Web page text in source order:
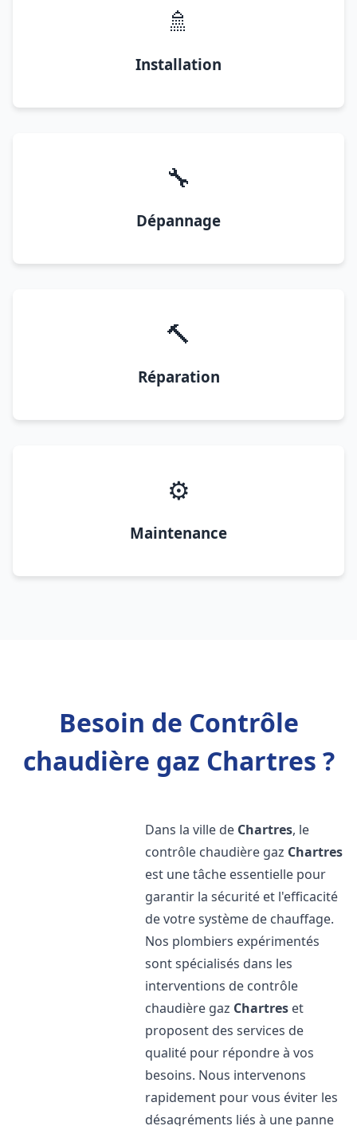
🚿
Installation
🔧
Dépannage
🔨
Réparation
⚙️
Maintenance
Besoin de Contrôle
chaudière gaz Chartres ?
Dans la ville de Chartres, le
contrôle chaudière gaz Chartres
est une tâche essentielle pour
garantir la sécurité et l'efficacité
de votre système de chauffage.
Nos plombiers expérimentés
sont spécialisés dans les
interventions de contrôle
chaudière gaz Chartres et
proposent des services de
qualité pour répondre à vos
besoins. Nous intervenons
rapidement pour vous éviter les
désagréments liés à une panne